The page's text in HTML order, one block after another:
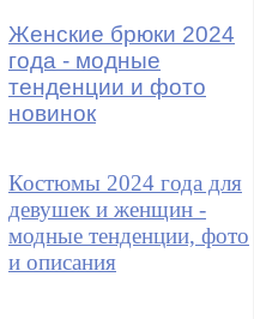
Женские брюки 2024
года - модные
тенденции и фото
новинок
Костюмы 2024 года для
девушек и женщин -
модные тенденции, фото
и описания